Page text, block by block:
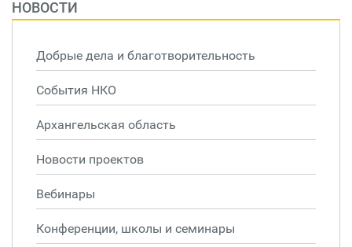
НОВОСТИ
Добрые дела и благотворительность
События НКО
Архангельская область
Новости проектов
Вебинары
Конференции, школы и семинары